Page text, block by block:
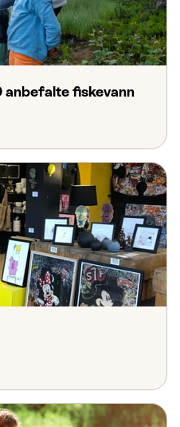
anbefalte fiskevann